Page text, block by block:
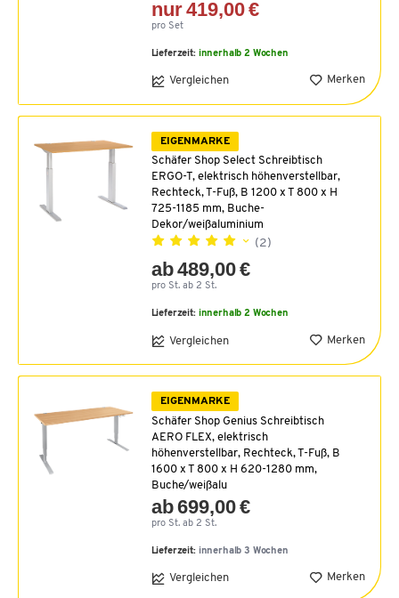
nur 419,00 €
pro Set
Lieferzeit: innerhalb 2 Wochen
Vergleichen Merken
EIGENMARKE
Schäfer Shop Select Schreibtisch
ERGO-T, elektrisch höhenverstellbar,
Rechteck, T-Fuß, B 1200 x T 800 x H
725-1185 mm, Buche-
Dekor/weißaluminium
(2)
ab 489,00 €
pro St. ab 2 St.
Lieferzeit: innerhalb 2 Wochen
Vergleichen Merken
EIGENMARKE
Schäfer Shop Genius Schreibtisch
AERO FLEX, elektrisch
höhenverstellbar, Rechteck, T-Fuß, B
1600 x T 800 x H 620-1280 mm,
Buche/weißalu
ab 699,00 €
pro St. ab 2 St.
Lieferzeit: innerhalb 3 Wochen
Vergleichen Merken